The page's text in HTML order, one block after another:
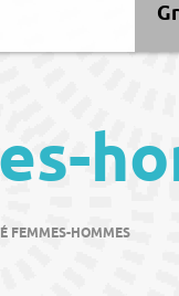
FEMMES-HOMMES